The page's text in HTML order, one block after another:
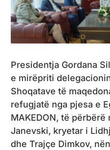
Presidentja Gordana
e mirëpriti
Shoqatave të
refugjatë nga pjesa e
MAKEDON, të përbërë
Janevski, kryetar i
dhe Trajçe Dimkov,